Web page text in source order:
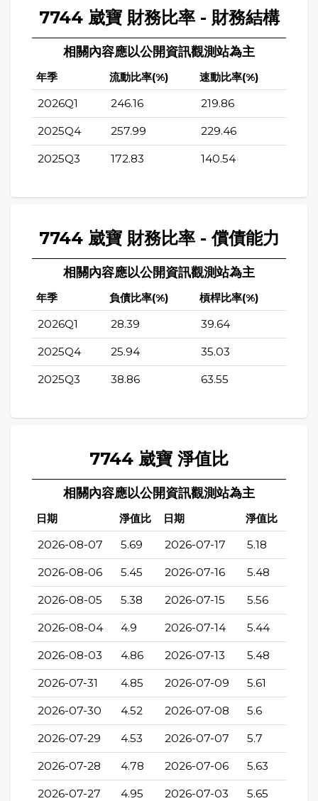
7744 崴寶 財務比率 - 財務結構
相關內容應以公開資訊觀測站為主
年季 流動比率(%) 速動比率(%)
2026Q1 246.16 219.86
2025Q4 257.99 229.46
2025Q3 172.83 140.54
7744 崴寶 財務比率 - 償債能力
相關內容應以公開資訊觀測站為主
年季 負債比率(%) 槓桿比率(%)
2026Q1 28.39 39.64
2025Q4 25.94 35.03
2025Q3 38.86 63.55
7744 崴寶 淨值比
相關內容應以公開資訊觀測站為主
日期 淨值比 日期 淨值比
2026-08-07 5.69 2026-07-17 5.18
2026-08-06 5.45 2026-07-16 5.48
2026-08-05 5.38 2026-07-15 5.56
2026-08-04 4.9 2026-07-14 5.44
2026-08-03 4.86 2026-07-13 5.48
2026-07-31 4.85 2026-07-09 5.61
2026-07-30 4.52 2026-07-08 5.6
2026-07-29 4.53 2026-07-07 5.7
2026-07-28 4.78 2026-07-06 5.63
2026-07-27 4.95 2026-07-03 5.65